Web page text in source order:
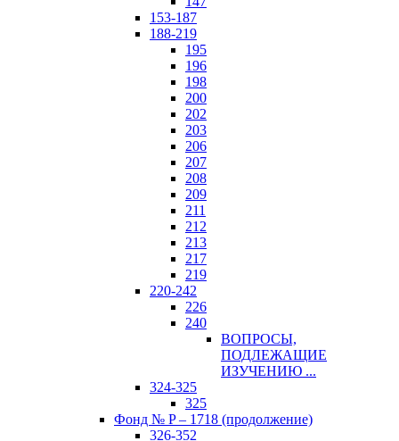
153-187
188-219
195
196
198
200
202
203
206
207
208
209
211
212
213
217
219
220-242
226
240
ВОПРОСЫ,
ПОДЛЕЖАЩИЕ
ИЗУЧЕНИЮ ...
324-325
325
Фонд № P – 1718 (продолжение)
326-352